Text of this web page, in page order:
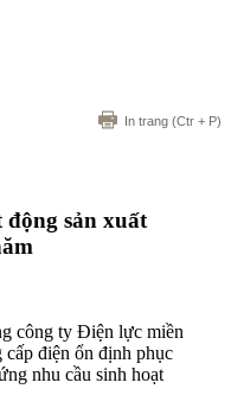
In trang (Ctr + P)
sản xuất
công ty Điện lực miền
điện ổn định phục
nhu cầu sinh hoạt